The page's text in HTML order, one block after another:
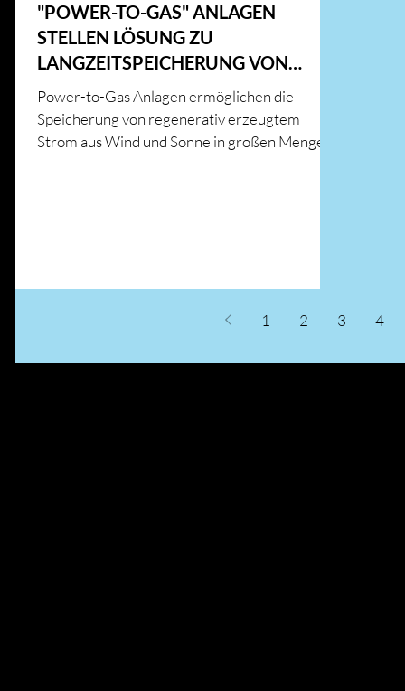
"POWER-TO-GAS" ANLAGEN
STELLEN LÖSUNG ZU
LANGZEITSPEICHERUNG VON
SOLARENERGIE
Power-to-Gas Anlagen ermöglichen die
Speicherung von regenerativ erzeugtem
Strom aus Wind und Sonne in großen Mengen.
1 2 3 4